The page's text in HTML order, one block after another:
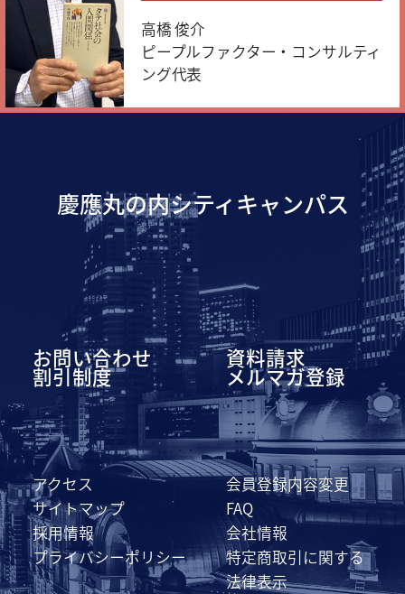
高橋 俊介
ピープルファクター・コンサルティ
ング代表
慶應丸の内シティキャンパス
お問い合わせ 資料請求
割引制度 メルマガ登録
アクセス
会員登録内容変更
サイトマップ
FAQ
採用情報
会社情報
プライバシーポリシー
特定商取引に関する
法律表示